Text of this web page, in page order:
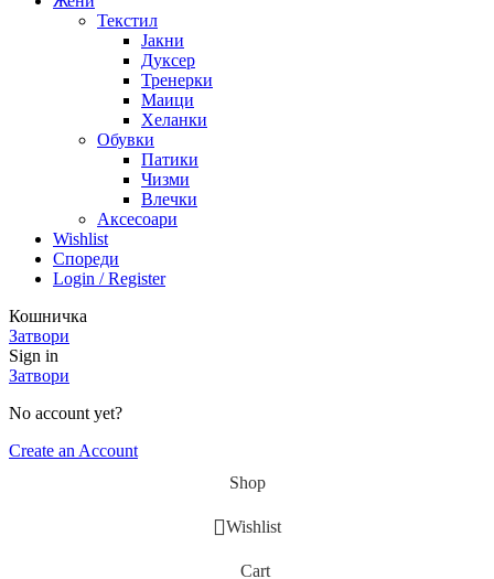
Текстил
Јакни
Дуксер
Тренерки
Маици
Хеланки
Обувки
Патики
Чизми
Влечки
Аксесоари
Wishlist
Спореди
Login / Register
Кошничка
Затвори
Sign in
Затвори
No account yet?
Create an Account
Shop
Wishlist
Cart